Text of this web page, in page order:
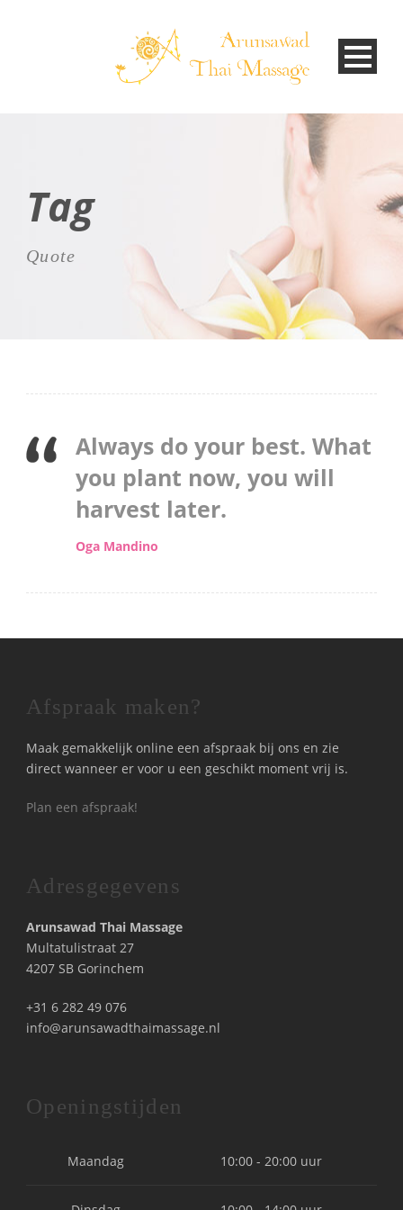
Tag
Quote
Always do your best. What
you plant now, you will
harvest later.
Oga Mandino
Afspraak maken?
Maak gemakkelijk online een afspraak bij ons en zie
direct wanneer er voor u een geschikt moment vrij is.
Plan een afspraak!
Adresgegevens
Arunsawad Thai Massage
Multatulistraat 27
4207 SB Gorinchem
+31 6 282 49 076
info@arunsawadthaimassage.nl
Openingstijden
Maandag 10:00 - 20:00 uur